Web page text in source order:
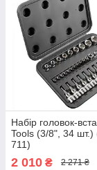
Набір головок-
Tools (3/8", 34 шт.)
711)
2 010 ₴ 2 271 ₴